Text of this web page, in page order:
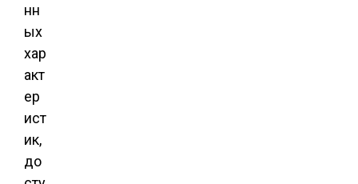
нн
ых
хар
акт
ер
ист
ик,
до